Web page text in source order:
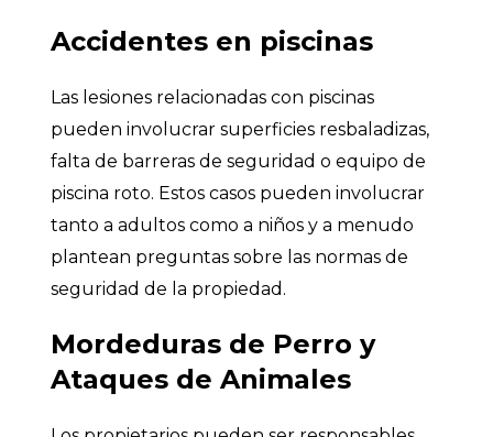
Accidentes en piscinas
Las lesiones relacionadas con piscinas
pueden involucrar superficies resbaladizas,
falta de barreras de seguridad o equipo de
piscina roto. Estos casos pueden involucrar
tanto a adultos como a niños y a menudo
plantean preguntas sobre las normas de
seguridad de la propiedad.
Mordeduras de Perro y
Ataques de Animales